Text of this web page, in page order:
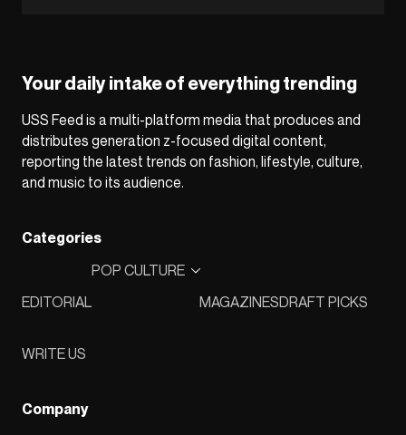
Your daily intake of everything trending
USS Feed is a multi-platform media that produces and
distributes generation z-focused digital content,
reporting the latest trends on fashion, lifestyle, culture,
and music to its audience.
Categories
EDITORIAL
POP CULTURE
MAGAZINESDRAFT PICKS
WRITE US
Company